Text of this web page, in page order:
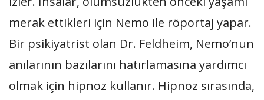
merak ettikleri için Nemo ile röportaj yapar.
Bir psikiyatrist olan Dr. Feldheim, Nemo’nun
anılarının bazılarını hatırlamasına yardımcı
olmak için hipnoz kullanır. Hipnoz sırasında,